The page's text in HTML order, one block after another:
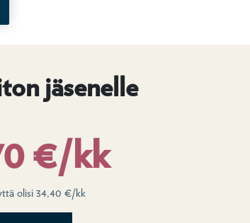
jäsenelle
€/kk
olisi 34,40 €/kk